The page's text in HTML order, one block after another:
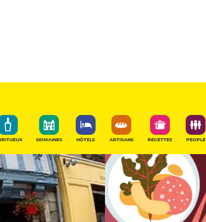
DOMAINES HÔTELS ARTISANS RECETTES PEOPLE